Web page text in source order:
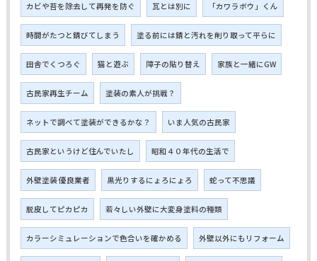
カビや苔を除去して再発を防ぐ 瓦とは別に 「カワラボウ」くん
時間がたつと錆びてしまう 塗る前には錆と汚れを削り取って平らに
田舎でくつろぐ 猫と遊ぶ 障子の貼り替え 家族と一緒にGW
古民家再生チーム 塗装の素人が挑戦？
ネットで調べて塗装ができるかな？ いま人気の古民家
古民家というけど住んでいたし 昭和４０年代の生活で
外壁塗装 優良業者 黒光りするにょろにょろ 蛇って不思議
脱皮してピカピカ 若々しい外壁に大変身塗料の種類
カラーシミュレーションで色合いを確かめる 外壁以外にもリフォーム